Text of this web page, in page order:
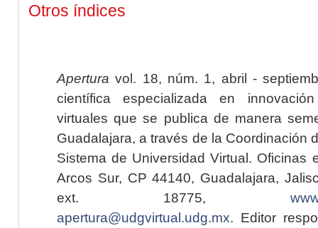
Otros índices
Apertura vol. 18, núm. 1, abril -
científica especializada en
virtuales que se publica de manera
Guadalajara, a través de la Coordinación
Sistema de Universidad Virtual. Oficinas
Arcos Sur, CP 44140, Guadalajara,
ext. 18775,
apertura@udgvirtual.udg.mx. Editor